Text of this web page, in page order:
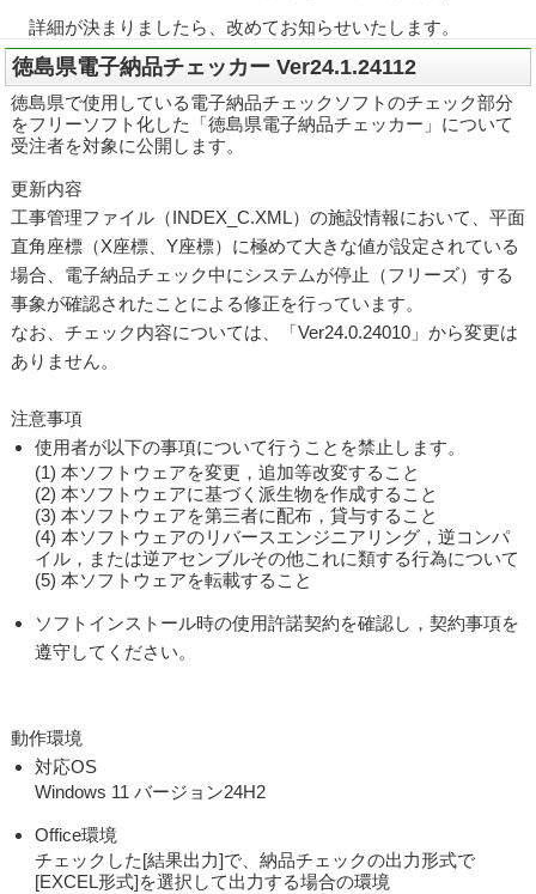
詳細が決まりましたら、改めてお知らせいたします。
徳島県電子納品チェッカー Ver24.1.24112
徳島県で使用している電子納品チェックソフトのチェック部分
をフリーソフト化した「徳島県電子納品チェッカー」について
受注者を対象に公開します。
更新内容
工事管理ファイル（INDEX_C.XML）の施設情報において、平面
直角座標（X座標、Y座標）に極めて大きな値が設定されている
場合、電子納品チェック中にシステムが停止（フリーズ）する
事象が確認されたことによる修正を行っています。
なお、チェック内容については、「Ver24.0.24010」から変更は
ありません。
注意事項
使用者が以下の事項について行うことを禁止します。
(1) 本ソフトウェアを変更，追加等改変すること
(2) 本ソフトウェアに基づく派生物を作成すること
(3) 本ソフトウェアを第三者に配布，貸与すること
(4) 本ソフトウェアのリバースエンジニアリング，逆コンパ
イル，または逆アセンブルその他これに類する行為について
(5) 本ソフトウェアを転載すること
ソフトインストール時の使用許諾契約を確認し，契約事項を
遵守してください。
動作環境
対応OS
Windows 11 バージョン24H2
Office環境
チェックした[結果出力]で、納品チェックの出力形式で
[EXCEL形式]を選択して出力する場合の環境